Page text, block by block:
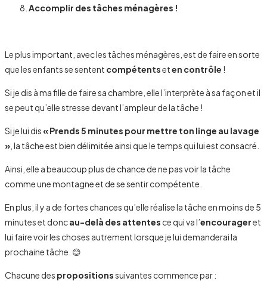
Accomplir des tâches ménagères !
Le plus important, avec les tâches ménagères, est de faire en sorte
que les enfants se sentent compétentseten contrôle !
Si je dis à ma fille de faire sa chambre, elle l’interprète à sa façon et il
se peut qu’elle stresse devant l’ampleur de la tâche !
Si je lui dis « Prends 5 minutes pour mettre ton linge au lavage
» , la tâche est bien délimitée ainsi que le temps qui lui est consacré.
Ainsi, elle a beaucoup plus de chance de ne pas voir la tâche
comme une montagne et de se sentir compétente.
En plus, il y a de fortes chances qu’elle réalise la tâche en moins de 5
minutes et doncau-delà des attentes ce qui va l’encourageret
lui faire voir les choses autrement lorsque je lui demanderai la
prochaine tâche. 😊
Chacune des propositionssuivantes commence par :